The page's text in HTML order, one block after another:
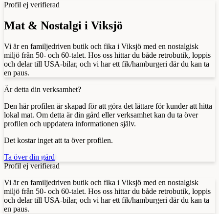
Profil ej verifierad
Mat & Nostalgi i Viksjö
Vi är en familjedriven butik och fika i Viksjö med en nostalgisk
miljö från 50- och 60-talet. Hos oss hittar du både retrobutik, loppis
och delar till USA-bilar, och vi har ett fik/hamburgeri där du kan ta
en paus.
Är detta din verksamhet?
Den här profilen är skapad för att göra det lättare för kunder att hitta
lokal mat. Om detta är din gård eller verksamhet kan du ta över
profilen och uppdatera informationen själv.
Det kostar inget att ta över profilen.
Ta över din gård
Profil ej verifierad
Vi är en familjedriven butik och fika i Viksjö med en nostalgisk
miljö från 50- och 60-talet. Hos oss hittar du både retrobutik, loppis
och delar till USA-bilar, och vi har ett fik/hamburgeri där du kan ta
en paus.